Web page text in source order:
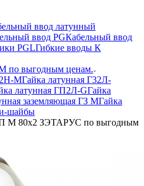
ввод латунный
ввод PGКабельный ввод
PGLГибкие вводы К
по выгодным ценам.
МГайка латунная Г32Л-
латунная ГП2Л-GГайка
заземляющая ГЗ MГайка
шайбы
М 80х2 ЗЭТАРУС по выгодным